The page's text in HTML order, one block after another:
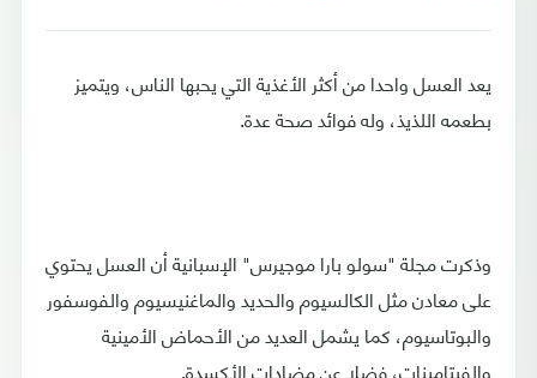
يعد العسل واحدا من أكثر الأغذية التي يحبها الناس، ويتميز
بطعمه اللذيذ، وله فوائد صحة عدة.
وذكرت مجلة "سولو بارا موجيرس" الإسبانية أن العسل يحتوي
على معادن مثل الكالسيوم والحديد والماغنيسيوم والفوسفور
والبوتاسيوم، كما يشمل العديد من الأحماض الأمينية
والفيتامينات، فضلا عن مضادات الأكسدة.